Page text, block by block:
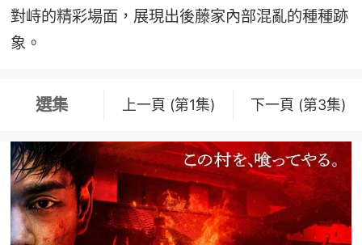
對峙的精彩場面，展現出後藤家內部混亂的種種跡
象。
選集 上一頁 (第1集) 下一頁 (第3集)